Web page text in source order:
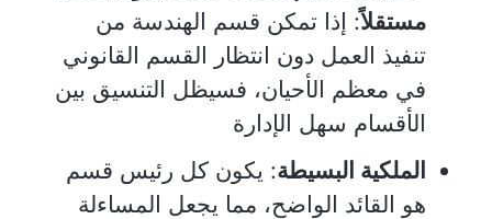
مستقلاً: إذا تمكن قسم الهندسة من
تنفيذ العمل دون انتظار القسم القانوني
في معظم الأحيان، فسيظل التنسيق بين
الأقسام سهل الإدارة
الملكية البسيطة: يكون كل رئيس قسم
هو القائد الواضح، مما يجعل المساءلة